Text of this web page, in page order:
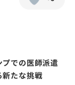
プでの医師派遣
新たな挑戦